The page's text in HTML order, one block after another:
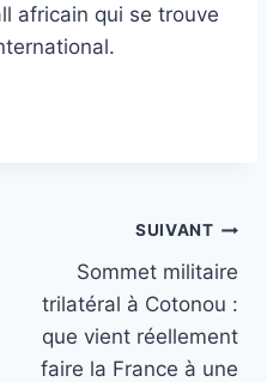
africain qui se trouve
SUIVANT
Sommet militaire
trilatéral à Cotonou :
que vient réellement
faire la France à une